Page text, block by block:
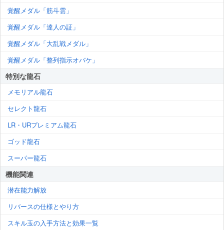
覚醒メダル「筋斗雲」
覚醒メダル「達人の証」
覚醒メダル「大乱戦メダル」
覚醒メダル「整列指示オバケ」
特別な龍石
メモリアル龍石
セレクト龍石
LR・URプレミアム龍石
ゴッド龍石
スーパー龍石
機能関連
潜在能力解放
リバースの仕様とやり方
スキル玉の入手方法と効果一覧